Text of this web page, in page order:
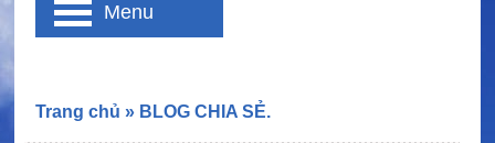
Trang chủ » BLOG CHIA SẺ.
Menu